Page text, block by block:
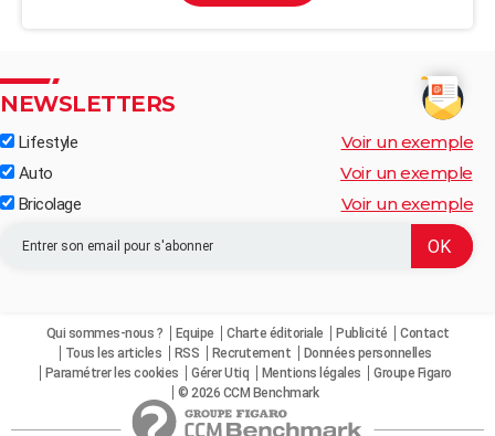
NEWSLETTERS
Lifestyle Voir un exemple
Auto Voir un exemple
Bricolage Voir un exemple
Qui sommes-nous ? Equipe Charte éditoriale Publicité
Contact
Tous les articles
RSS Recrutement
Données personnelles
Paramétrer les cookies
Gérer Utiq Mentions légales
Groupe Figaro
© 2026 CCM Benchmark